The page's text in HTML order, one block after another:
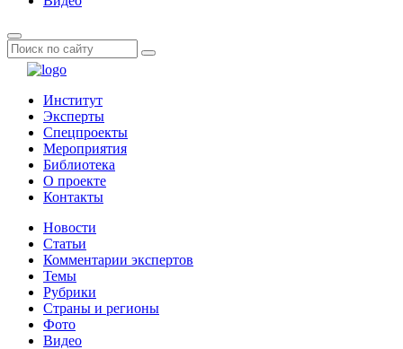
Институт
Эксперты
Спецпроекты
Мероприятия
Библиотека
О проекте
Контакты
Новости
Статьи
Комментарии экспертов
Темы
Рубрики
Страны и регионы
Фото
Видео